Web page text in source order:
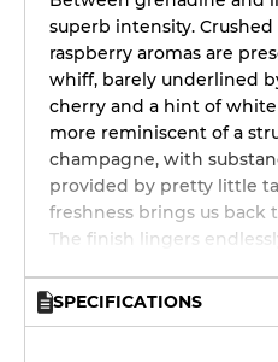
superb intensity.
raspberry aromas are
whiff, barely underlined
cherry and a hint of
more reminiscent of a
champagne, with
provided by pretty little
freshness brings us back
The finish lingers
SPECIFICATIONS